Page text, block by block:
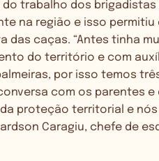
trabalho dos
na região e isso
das caças. “Antes tinha
do território e com
por isso temos
com os parentes
proteção territorial e
Caragiu, chefe de